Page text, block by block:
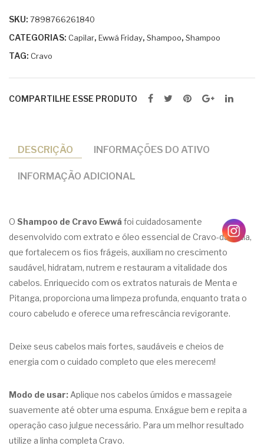
SKU: 7898766261840
CATEGORIAS: Capilar, Ewwá Friday, Shampoo, Shampoo
TAG: Cravo
COMPARTILHE ESSE PRODUTO
DESCRIÇÃO INFORMAÇÕES DO ATIVO
INFORMAÇÃO ADICIONAL
O Shampoo de Cravo Ewwá foi cuidadosamente
desenvolvido com extrato e óleo essencial de Cravo-da-Índia,
que fortalecem os fios frágeis, auxiliam no crescimento
saudável, hidratam, nutrem e restauram a vitalidade dos
cabelos. Enriquecido com os extratos naturais de Menta e
Pitanga, proporciona uma limpeza profunda, enquanto trata o
couro cabeludo e oferece uma refrescância revigorante.
Deixe seus cabelos mais fortes, saudáveis e cheios de
energia com o cuidado completo que eles merecem!
Modo de usar: Aplique nos cabelos úmidos e massageie
suavemente até obter uma espuma. Enxágue bem e repita a
operação caso julgue necessário. Para um melhor resultado
utilize a linha completa Cravo.